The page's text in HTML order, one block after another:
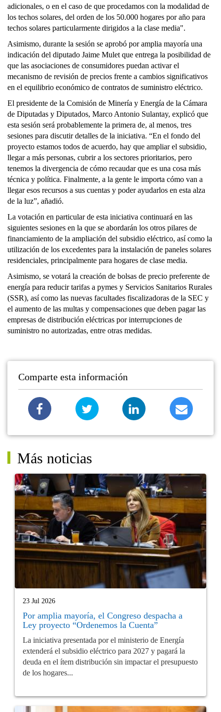
adicionales, o en el caso de que procedamos con la modalidad de
los techos solares, del orden de los 50.000 hogares por año para
techos solares particularmente dirigidos a la clase media".
Asimismo, durante la sesión se aprobó por amplia mayoría una
indicación del diputado Jaime Mulet que entrega la posibilidad de
que las asociaciones de consumidores puedan activar el
mecanismo de revisión de precios frente a cambios significativos
en el equilibrio económico de contratos de suministro eléctrico.
El presidente de la Comisión de Minería y Energía de la Cámara
de Diputadas y Diputados, Marco Antonio Sulantay, explicó que
esta sesión será probablemente la primera de, al menos, tres
sesiones para discutir detalles de la iniciativa. “En el fondo del
proyecto estamos todos de acuerdo, hay que ampliar el subsidio,
llegar a más personas, cubrir a los sectores prioritarios, pero
tenemos la divergencia de cómo recaudar que es una cosa más
técnica y política. Finalmente, a la gente le importa cómo van a
llegar esos recursos a sus cuentas y poder ayudarlos en esta alza
de la luz”, añadió.
La votación en particular de esta iniciativa continuará en las
siguientes sesiones en la que se abordarán los otros pilares de
financiamiento de la ampliación del subsidio eléctrico, así como la
utilización de los excedentes para la instalación de paneles solares
residenciales, principalmente para hogares de clase media.
Asimismo, se votará la creación de bolsas de precio preferente de
energía para reducir tarifas a pymes y Servicios Sanitarios Rurales
(SSR), así como las nuevas facultades fiscalizadoras de la SEC y
el aumento de las multas y compensaciones que deben pagar las
empresas de distribución eléctricas por interrupciones de
suministro no autorizadas, entre otras medidas.
Comparte esta información
Más noticias
23 Jul 2026
Por amplia mayoría, el Congreso despacha a
Ley proyecto “Ordenemos la Cuenta”
La iniciativa presentada por el ministerio de Energía
extenderá el subsidio eléctrico para 2027 y pagará la
deuda en el ítem distribución sin impactar el presupuesto
de los hogares...